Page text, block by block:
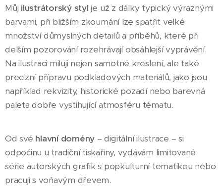
Můj ilustrátorský styl je už z dálky typický výraznými
barvami, při bližším zkoumání lze spatřit velké
množství důmyslných detailů a příběhů, které při
delším pozorování rozehrávají obsáhlejší vyprávění.
Na ilustraci miluji nejen samotné kreslení, ale také
precizní přípravu podkladových materiálů, jako jsou
například rekvizity, historické pozadí nebo barevná
paleta dobře vystihující atmosféru tématu.
Od své hlavní domény – digitální ilustrace – si
odpočinu u tradiční tiskařiny, vydávám limitované
série autorských grafik s popkulturní tematikou nebo
pracuji s voňavým dřevem.